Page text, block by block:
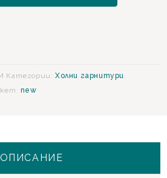
Категории:Холни гарнитури,
new
ОПИСАНИЕ